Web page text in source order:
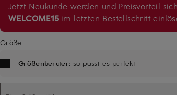
Jetzt Neukunde werden und Preisvorteil
WELCOME15 im letzten Bestellschritt
Größe
Größenberater: so passt es perfekt